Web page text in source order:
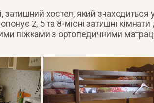
затишний хостел, який знаходиться
2, 5 та 8-місні затишні кімнати
ліжками з ортопедичними